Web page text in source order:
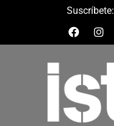
Suscríbete: